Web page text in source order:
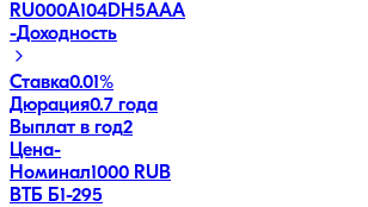
RU000A104DH5AAA
-Доходность
Ставка0.01%
Дюрация0.7 года
Выплат в год2
Цена-
Номинал1000 RUB
ВТБ Б1-295